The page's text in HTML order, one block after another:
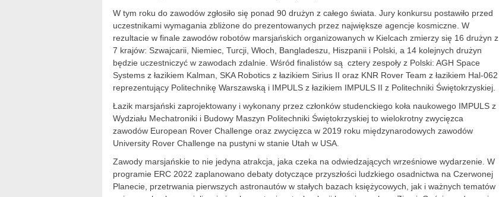
W tym roku do zawodów zgłosiło się ponad 90 drużyn z całego świata. Jury konkursu postawiło przed
uczestnikami wymagania zbliżone do prezentowanych przez największe agencje kosmiczne. W
rezultacie w finale zawodów robotów marsjańskich organizowanych w Kielcach zmierzy się 16 drużyn z
7 krajów: Szwajcarii, Niemiec, Turcji, Włoch, Bangladeszu, Hiszpanii i Polski, a 14 kolejnych drużyn
będzie uczestniczyć w zawodach zdalnie. Wśród finalistów są cztery zespoły z Polski: AGH Space
Systems z łazikiem Kalman, SKA Robotics z łazikiem Sirius II oraz KNR Rover Team z łazikiem Hal-062
reprezentujący Politechnikę Warszawską i IMPULS z łazikiem IMPULS II z Politechniki Świętokrzyskiej.
Łazik marsjański zaprojektowany i wykonany przez członków studenckiego koła naukowego IMPULS z
Wydziału Mechatroniki i Budowy Maszyn Politechniki Świętokrzyskiej to wielokrotny zwycięzca
zawodów European Rover Challenge oraz zwycięzca w 2019 roku międzynarodowych zawodów
University Rover Challenge na pustyni w stanie Utah w USA.
Zawody marsjańskie to nie jedyna atrakcja, jaka czeka na odwiedzających wrześniowe wydarzenie. W
programie ERC 2022 zaplanowano debaty dotyczące przyszłości ludzkiego osadnictwa na Czerwonej
Planecie, przetrwania pierwszych astronautów w stałych bazach księżycowych, jak i ważnych tematów